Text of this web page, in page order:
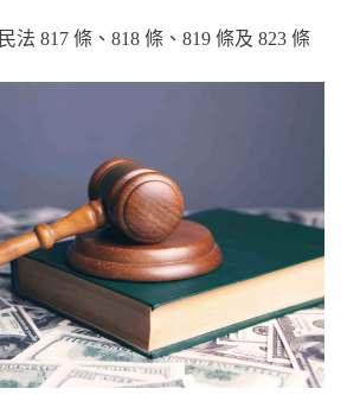
民法 817 條 、 818 條 、 819 條及 823 條